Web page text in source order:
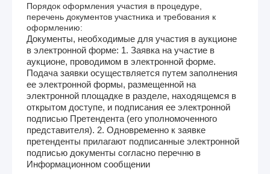
Порядок оформления участия в процедуре,
перечень документов участника и требования к
оформлению:
Документы, необходимые для участия в аукционе
в электронной форме: 1. Заявка на участие в
аукционе, проводимом в электронной форме.
Подача заявки осуществляется путем заполнения
ее электронной формы, размещенной на
электронной площадке в разделе, находящемся в
открытом доступе, и подписания ее электронной
подписью Претендента (его уполномоченного
представителя). 2. Одновременно к заявке
претенденты прилагают подписанные электронной
подписью документы согласно перечню в
Информационном сообщении